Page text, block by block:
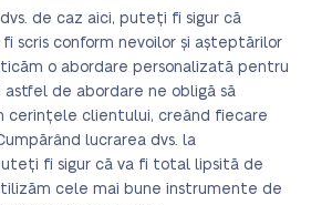
de caz aici, puteți fi sigur că
scris conform nevoilor și așteptărilor
o abordare personalizată pentru
astfel de abordare ne obligă să
cerințele clientului, creând fiecare
lucrarea dvs. la
fi sigur că va fi total lipsită de
cele mai bune instrumente de